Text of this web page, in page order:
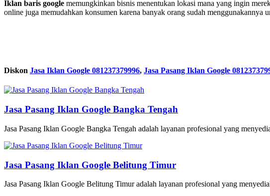
Iklan baris google memungkinkan bisnis menentukan lokasi mana yang ingin
online juga memudahkan konsumen karena banyak orang sudah
Diskon Jasa Iklan Google 081237379996, Jasa Pasang Iklan Google
Jasa Pasang Iklan Google Bangka Tengah
Jasa Pasang Iklan Google Bangka Tengah adalah layanan profesional yang
Jasa Pasang Iklan Google Belitung Timur
Jasa Pasang Iklan Google Belitung Timur adalah layanan profesional yang